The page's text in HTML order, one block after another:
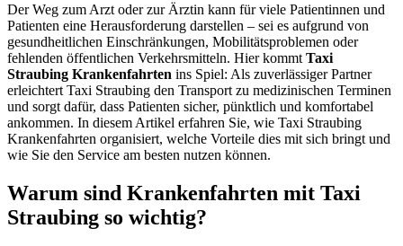
Der Weg zum Arzt oder zur Ärztin kann für viele Patientinnen und
Patienten eine Herausforderung darstellen – sei es aufgrund von
gesundheitlichen Einschränkungen, Mobilitätsproblemen oder
fehlenden öffentlichen Verkehrsmitteln. Hier kommt Taxi
Straubing Krankenfahrten ins Spiel: Als zuverlässiger Partner
erleichtert Taxi Straubing den Transport zu medizinischen Terminen
und sorgt dafür, dass Patienten sicher, pünktlich und komfortabel
ankommen. In diesem Artikel erfahren Sie, wie Taxi Straubing
Krankenfahrten organisiert, welche Vorteile dies mit sich bringt und
wie Sie den Service am besten nutzen können.
Warum sind Krankenfahrten mit Taxi
Straubing so wichtig?